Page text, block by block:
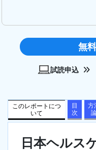
無
試読申込
このレポートにつ
いて
目
次
方
日本ヘルス